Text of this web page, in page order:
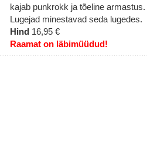
kajab punkrokk ja tõeline armastus.
Lugejad minestavad seda lugedes.
Hind 16,95 €
Raamat on läbimüüdud!